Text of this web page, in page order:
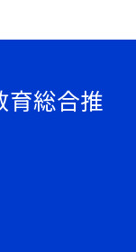
育総合推